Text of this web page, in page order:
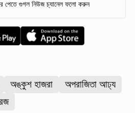
পেতে গুগল নিউজ চ্যানেল ফলো করুন
অঙ্কুশ হাজরা
অপরাজিতা আঢ্য